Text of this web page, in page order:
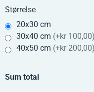
Størrelse
20x30 cm
30x40 cm (+kr 100,00)
40x50 cm (+kr 200,00)
Sum total